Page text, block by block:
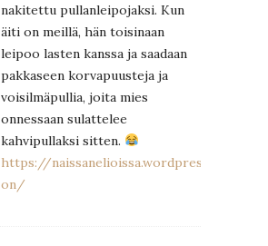
nakitettu pullanleipojaksi. Kun
äiti on meillä, hän toisinaan
leipoo lasten kanssa ja saadaan
pakkaseen korvapuusteja ja
voisilmäpullia, joita mies
onnessaan sulattelee
kahvipullaksi sitten.
https://naissanelioissa.wordpress.com/
on/